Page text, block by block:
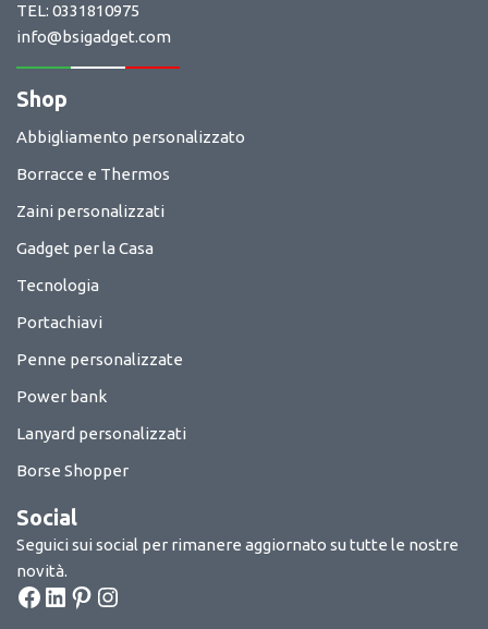
TEL: 0331810975
info@bsigadget.com
Shop
Abbigliamento personalizzato
Borracce e Thermos
Zaini personalizzati
Gadget per la Casa
Tecnologia
Portachiavi
Penne personalizzate
Power bank
Lanyard personalizzati
Borse Shopper
Social
Seguici sui social per rimanere aggiornato su tutte le nostre
novità.